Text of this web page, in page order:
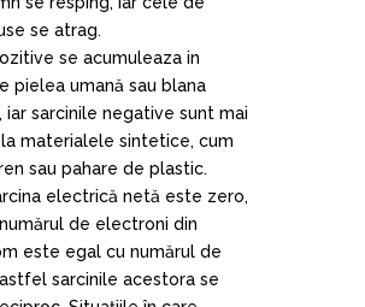
se atrag.
se acumuleaza in
pielea umană sau blana
iar sarcinile negative sunt mai
materialele sintetice, cum
sau pahare de plastic.
electrică netă este zero,
de electroni din
este egal cu numărul de
sarcinile acestora se